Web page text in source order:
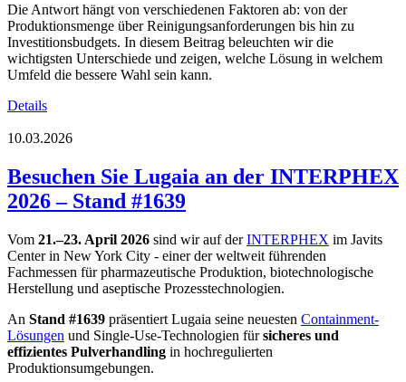
Die Antwort hängt von verschiedenen Faktoren ab: von der
Produktionsmenge über Reinigungsanforderungen bis hin zu
Investitionsbudgets. In diesem Beitrag beleuchten wir die
wichtigsten Unterschiede und zeigen, welche Lösung in welchem
Umfeld die bessere Wahl sein kann.
Details
10.03.2026
Besuchen Sie Lugaia an der INTERPHEX
2026 – Stand #1639
Vom 21.–23. April 2026 sind wir auf derINTERPHEX im Javits
Center in New York City - einer der weltweit führenden
Fachmessen für pharmazeutische Produktion, biotechnologische
Herstellung und aseptische Prozesstechnologien.
An Stand #1639 präsentiert Lugaia seine neuesten Containment-
Lösungen und Single-Use-Technologien fürsicheres und
effizientes Pulverhandling in hochregulierten
Produktionsumgebungen.